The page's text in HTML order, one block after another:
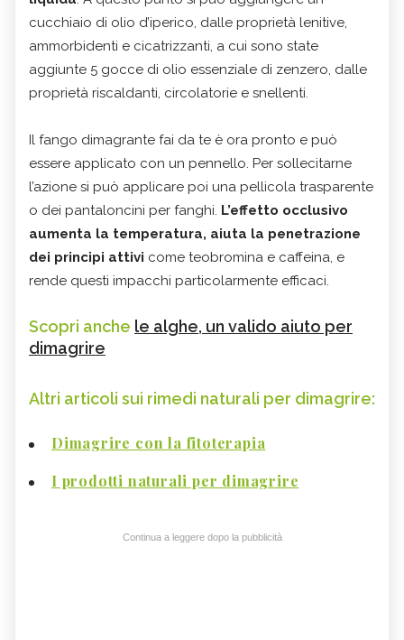
cucchiaio di olio d’iperico, dalle proprietà lenitive,
ammorbidenti e cicatrizzanti, a cui sono state
aggiunte 5 gocce di olio essenziale di zenzero, dalle
proprietà riscaldanti, circolatorie e snellenti.
Il fango dimagrante fai da te è ora pronto e può
essere applicato con un pennello. Per sollecitarne
l’azione si può applicare poi una pellicola trasparente
o dei pantaloncini per fanghi. L’effetto occlusivo
aumenta la temperatura, aiuta la penetrazione
dei principi attivi come teobromina e caffeina, e
rende questi impacchi particolarmente efficaci.
Scopri anche le alghe, un valido aiuto per
dimagrire
Altri articoli sui rimedi naturali per dimagrire:
Dimagrire con la fitoterapia
I prodotti naturali per dimagrire
Continua a leggere dopo la pubblicità